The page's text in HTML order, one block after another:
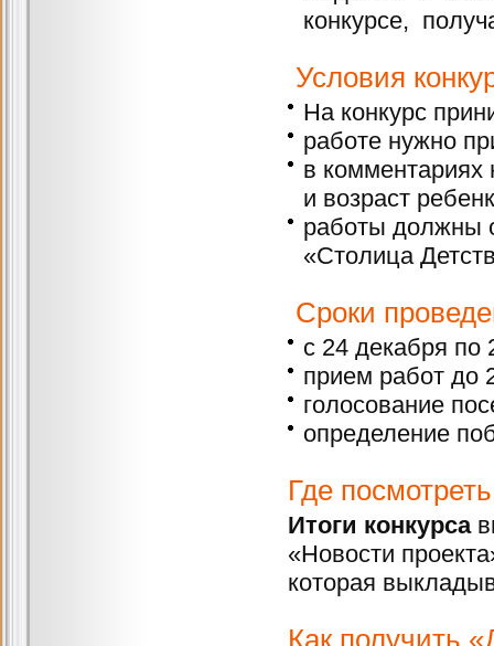
конкурсе,
Условия
На конкурс
работе нужно
в
и возраст
работы должны
«Столица
Сроки
с 24 декабря по
прием работ до
голосование
определение
Где
Итоги конкурса
«Новости
которая
Как получить